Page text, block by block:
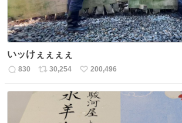
いッけぇぇぇぇ
返
830
リ
30,254
い
ね
数
200,496